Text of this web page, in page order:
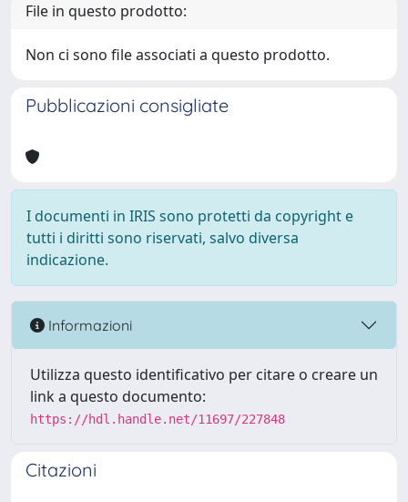
File in questo prodotto:
Non ci sono file associati a questo prodotto.
Pubblicazioni consigliate
I documenti in IRIS sono protetti da copyright e
tutti i diritti sono riservati, salvo diversa
indicazione.
Informazioni
Utilizza questo identificativo per citare o creare un
link a questo documento:
https://hdl.handle.net/11697/227848
Citazioni